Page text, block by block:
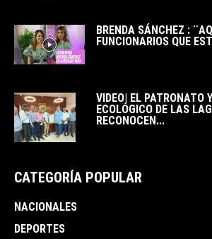
BRENDA SÁNCHEZ :
FUNCIONARIOS QUE
VIDEO| EL PATRONATO
ECOLÓGICO DE LAS
RECONOCEN...
CATEGORÍA POPULAR
NACIONALES
DEPORTES